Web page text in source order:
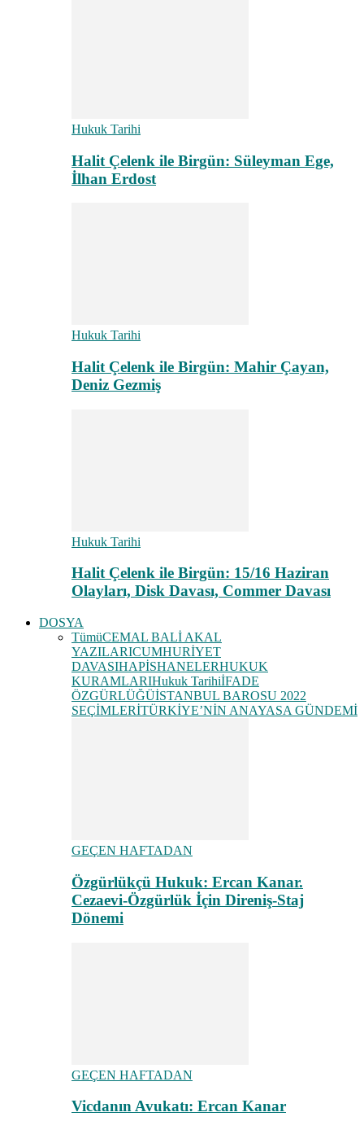
Hukuk Tarihi
Halit Çelenk ile Birgün: Süleyman Ege,
İlhan Erdost
Hukuk Tarihi
Halit Çelenk ile Birgün: Mahir Çayan,
Deniz Gezmiş
Hukuk Tarihi
Halit Çelenk ile Birgün: 15/16 Haziran
Olayları, Disk Davası, Commer Davası
DOSYA
TümüCEMAL BALİ AKAL
YAZILARICUMHURİYET
DAVASIHAPİSHANELERHUKUK
KURAMLARIHukuk TarihiİFADE
ÖZGÜRLÜĞÜİSTANBUL BAROSU 2022
SEÇİMLERİTÜRKİYE’NİN ANAYASA GÜNDEMİ
GEÇEN HAFTADAN
Özgürlükçü Hukuk: Ercan Kanar.
Cezaevi-Özgürlük İçin Direniş-Staj
Dönemi
GEÇEN HAFTADAN
Vicdanın Avukatı: Ercan Kanar